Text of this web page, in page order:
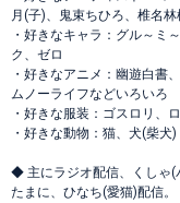
月(子)、鬼束ちひろ、椎名
・好きなキャラ：グル～ミ
ク、ゼロ
・好きなアニメ：幽遊白書
ムノーライフなどいろいろ
・好きな服装：ゴスロリ、
・好きな動物：猫、犬(柴犬)
◆ 主にラジオ配信、くしゃ(
たまに、ひなち(愛猫)配信。